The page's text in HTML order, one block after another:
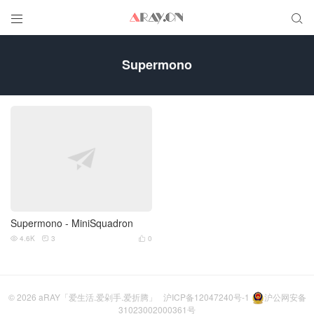
 
Supermono
Supermono - MiniSquadron
 0
 4.6K  3
© 2026 aRAY「爱生活.爱剁手.爱折腾」 沪ICP备12047240号-1
沪公网安备
31023002000361号